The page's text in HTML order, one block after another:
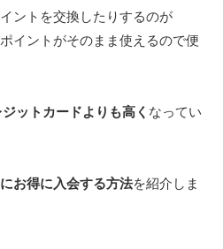
ントを交換したりするのが
イントがそのまま使えるので便
ットカードよりも高く なってい
お得に入会する方法を紹介しま